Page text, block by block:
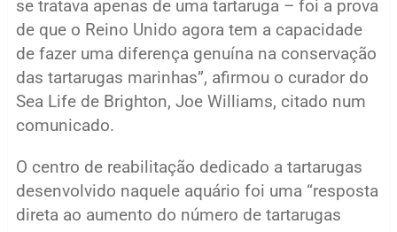
se tratava apenas de uma tartaruga – foi a prova
de que o Reino Unido agora tem a capacidade
de fazer uma diferença genuína na conservação
das tartarugas marinhas”, afirmou o curador do
Sea Life de Brighton, Joe Williams, citado num
comunicado.
O centro de reabilitação dedicado a tartarugas
desenvolvido naquele aquário foi uma “resposta
direta ao aumento do número de tartarugas